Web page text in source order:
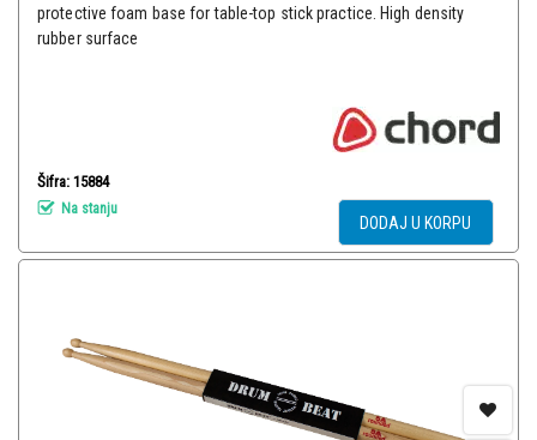
protective foam base for table-top stick practice. High density
rubber surface
Šifra: 15884
Na stanju
DODAJ U KORPU